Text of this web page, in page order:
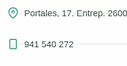
Portales, 17. Entrep.
941 540 272